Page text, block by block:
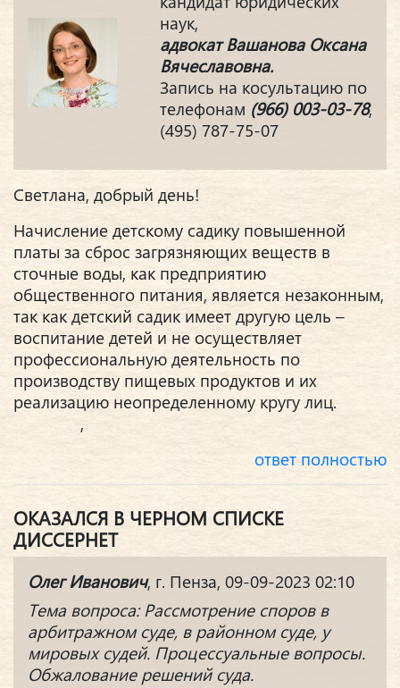
наук,
адвокат Вашанова Оксана
Вячеславовна.
Запись на косультацию по
телефонам (966) 003-03-78,
(495) 787-75-07
Светлана, добрый день!
Начисление детскому садику повышенной
платы за сброс загрязняющих веществ в
сточные воды, как предприятию
общественного питания, является незаконным,
так как детский садик имеет другую цель –
воспитание детей и не осуществляет
профессиональную деятельность по
производству пищевых продуктов и их
реализацию неопределенному кругу лиц.
,
ответ полностью
ОКАЗАЛСЯ В ЧЕРНОМ СПИСКЕ
ДИССЕРНЕТ
Олег Иванович, г. Пенза, 09-09-2023 02:10
Тема вопроса: Рассмотрение споров в
арбитражном суде, в районном суде, у
мировых судей. Процессуальные вопросы.
Обжалование решений суда.